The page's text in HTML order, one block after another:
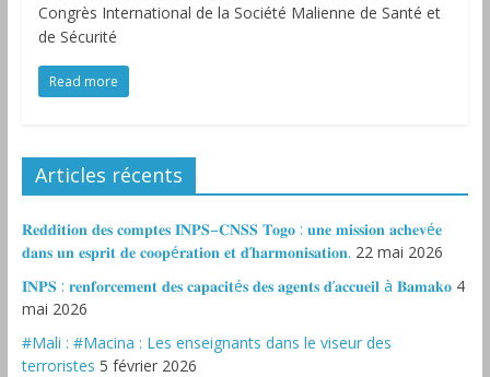
Congrès International de la Société Malienne de Santé et
de Sécurité
Read more
Articles récents
𝐑𝐞𝐝𝐝𝐢𝐭𝐢𝐨𝐧 𝐝𝐞𝐬 𝐜𝐨𝐦𝐩𝐭𝐞𝐬 𝐈𝐍𝐏𝐒–𝐂𝐍𝐒𝐒 𝐓𝐨𝐠𝐨 : 𝐮𝐧𝐞 𝐦𝐢𝐬𝐬𝐢𝐨𝐧 𝐚𝐜𝐡𝐞𝐯é𝐞
𝐝𝐚𝐧𝐬 𝐮𝐧 𝐞𝐬𝐩𝐫𝐢𝐭 𝐝𝐞 𝐜𝐨𝐨𝐩é𝐫𝐚𝐭𝐢𝐨𝐧 𝐞𝐭 𝐝’𝐡𝐚𝐫𝐦𝐨𝐧𝐢𝐬𝐚𝐭𝐢𝐨𝐧. 22 mai 2026
𝐈𝐍𝐏𝐒 : 𝐫𝐞𝐧𝐟𝐨𝐫𝐜𝐞𝐦𝐞𝐧𝐭 𝐝𝐞𝐬 𝐜𝐚𝐩𝐚𝐜𝐢𝐭é𝐬 𝐝𝐞𝐬 𝐚𝐠𝐞𝐧𝐭𝐬 𝐝’𝐚𝐜𝐜𝐮𝐞𝐢𝐥 à 𝐁𝐚𝐦𝐚𝐤𝐨 4
mai 2026
#Mali : #Macina : Les enseignants dans le viseur des
terroristes 5 février 2026